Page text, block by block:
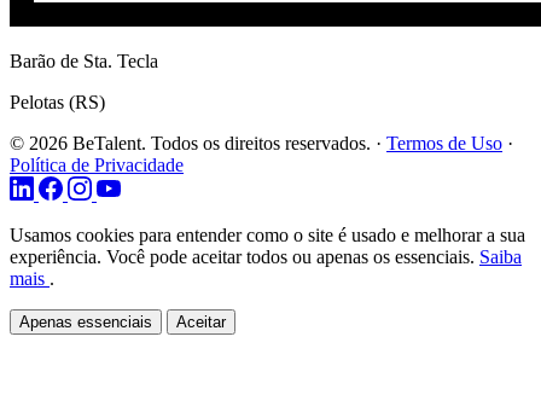
Barão de Sta. Tecla
Pelotas (RS)
© 2026 BeTalent. Todos os direitos reservados. · Termos de Uso ·
Política de Privacidade
Usamos cookies para entender como o site é usado e melhorar a sua
experiência. Você pode aceitar todos ou apenas os essenciais. Saiba
mais .
Apenas essenciais Aceitar